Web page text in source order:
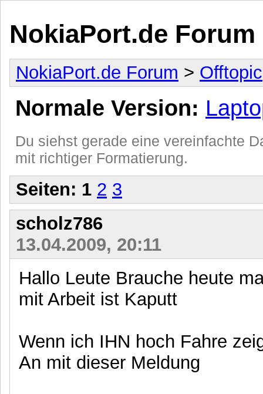
NokiaPort.de Forum
NokiaPort.de Forum > Offtopic
Normale Version:
Du siehst gerade eine vereinfachte
mit richtiger Formatierung.
Seiten: 1 2 3
scholz786
13.04.2009, 20:11
Hallo Leute Brauche heute
mit Arbeit ist Kaputt
Wenn ich IHN hoch Fahre
An mit dieser Meldung